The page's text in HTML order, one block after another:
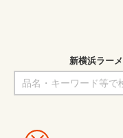
新横浜ラー